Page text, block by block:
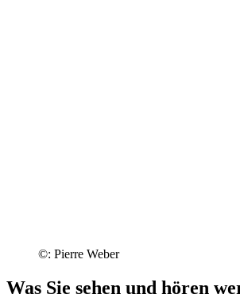
©: Pierre Weber
Was Sie sehen und hören